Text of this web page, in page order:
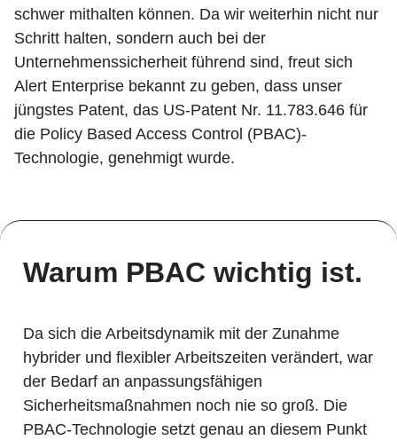
schwer mithalten können. Da wir weiterhin nicht nur
Schritt halten, sondern auch bei der
Unternehmenssicherheit führend sind, freut sich
Alert Enterprise bekannt zu geben, dass unser
jüngstes Patent, das US-Patent Nr. 11.783.646 für
die Policy Based Access Control (PBAC)-
Technologie, genehmigt wurde.
Warum PBAC wichtig ist.
Da sich die Arbeitsdynamik mit der Zunahme
hybrider und flexibler Arbeitszeiten verändert, war
der Bedarf an anpassungsfähigen
Sicherheitsmaßnahmen noch nie so groß. Die
PBAC-Technologie setzt genau an diesem Punkt